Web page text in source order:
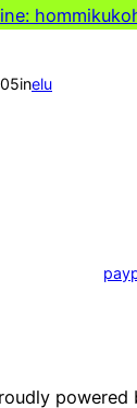
inelu
powered